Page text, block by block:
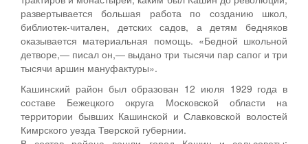
развертывается большая работа по созданию школ,
библиотек-читален, детских садов, а детям бедняков
оказывается материальная помощь. «Бедной школьной
детворе,— писал он,— выдано три тысячи пар сапог и три
тысячи аршин мануфактуры».
Кашинский район был образован 12 июля 1929 года в
составе Бежецкого округа Московской области на
территории бывших Кашинской и Славковской волостей
Кимрского уезда Тверской губернии.